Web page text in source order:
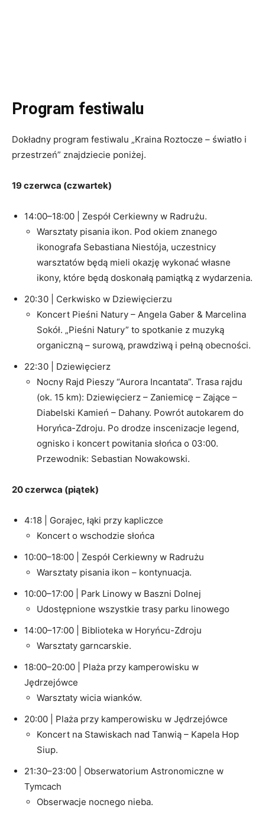
Program festiwalu
Dokładny program festiwalu „Kraina Roztocze – światło i
przestrzeń” znajdziecie poniżej.
19 czerwca (czwartek)
14:00–18:00 | Zespół Cerkiewny w Radrużu.
Warsztaty pisania ikon. Pod okiem znanego
ikonografa Sebastiana Niestója, uczestnicy
warsztatów będą mieli okazję wykonać własne
ikony, które będą doskonałą pamiątką z wydarzenia.
20:30 | Cerkwisko w Dziewięcierzu
Koncert Pieśni Natury – Angela Gaber & Marcelina
Sokół. „Pieśni Natury” to spotkanie z muzyką
organiczną – surową, prawdziwą i pełną obecności.
22:30 | Dziewięcierz
Nocny Rajd Pieszy “Aurora Incantata”. Trasa rajdu
(ok. 15 km): Dziewięcierz – Zaniemicę – Zające –
Diabelski Kamień – Dahany. Powrót autokarem do
Horyńca-Zdroju. Po drodze inscenizacje legend,
ognisko i koncert powitania słońca o 03:00.
Przewodnik: Sebastian Nowakowski.
20 czerwca (piątek)
4:18 | Gorajec, łąki przy kapliczce
Koncert o wschodzie słońca
10:00–18:00 | Zespół Cerkiewny w Radrużu
Warsztaty pisania ikon – kontynuacja.
10:00–17:00 | Park Linowy w Baszni Dolnej
Udostępnione wszystkie trasy parku linowego
14:00–17:00 | Biblioteka w Horyńcu-Zdroju
Warsztaty garncarskie.
18:00–20:00 | Plaża przy kamperowisku w
Jędrzejówce
Warsztaty wicia wianków.
20:00 | Plaża przy kamperowisku w Jędrzejówce
Koncert na Stawiskach nad Tanwią – Kapela Hop
Siup.
21:30–23:00 | Obserwatorium Astronomiczne w
Tymcach
Obserwacje nocnego nieba.